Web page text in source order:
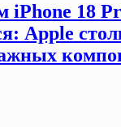
iPhone 18
Apple